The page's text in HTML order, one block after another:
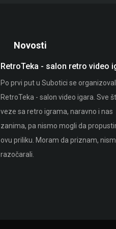
Novosti
RetroTeka - salon retro video
Po prvi put u Subotici se
RetroTeka - salon video igara. Sve
veze sa retro igrama, naravno i nas
zanima, pa nismo mogli da
ovu priliku. Moram da priznam,
razočarali.